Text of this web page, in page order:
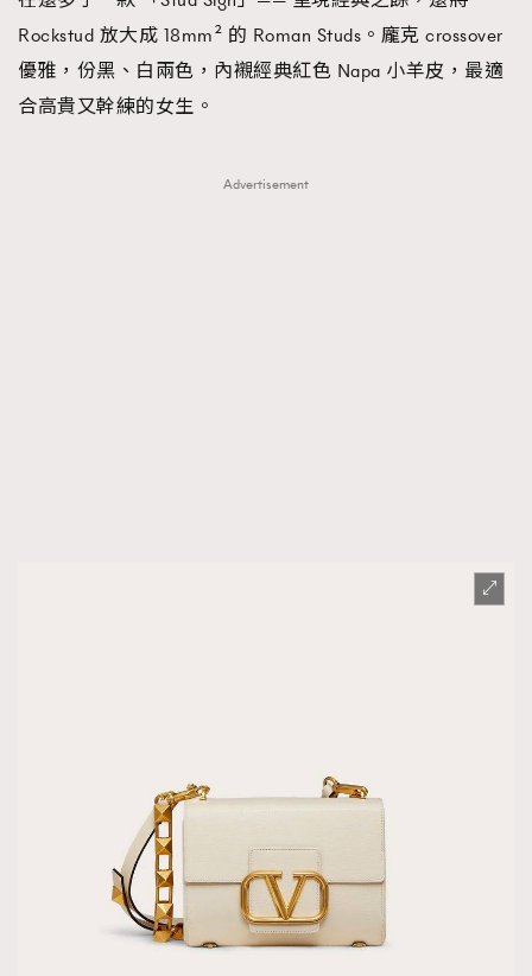
Rockstud 放大成 18mm² 的 Roman Studs。龐克 crossover
優雅，份黑、白兩色，內襯經典紅色 Napa 小羊皮，最適
合高貴又幹練的女生。
Advertisement